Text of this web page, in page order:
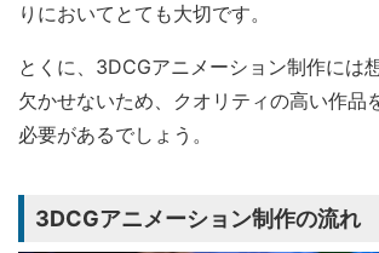
りにおいてとても大切です。
とくに、3DCGアニメーション制作には
欠かせないため、クオリティの高い作品
必要があるでしょう。
3DCGアニメーション制作の流れ